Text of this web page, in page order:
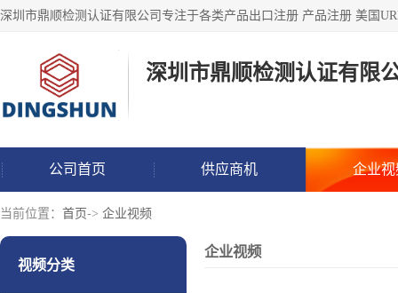
深圳市鼎顺检测认证有限
公司首页 供应商机 企业视
当前位置： 首页-> 企业视频
视频分类
企业视频